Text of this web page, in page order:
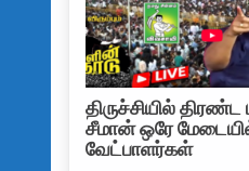
திருச்சியில்
சீமான் ஒரே
வேட்பாளர்கள்